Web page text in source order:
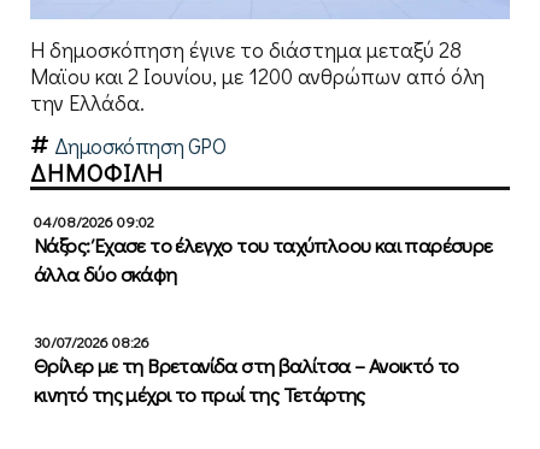
Η δημοσκόπηση έγινε το διάστημα μεταξύ 28
Μαϊου και 2 Ιουνίου, με 1200 ανθρώπων από όλη
την Ελλάδα.
Δημοσκόπηση GPO
ΔΗΜΟΦΙΛΗ
04/08/2026 09:02
Νάξος: Έχασε το έλεγχο του ταχύπλοου και παρέσυρε
άλλα δύο σκάφη
30/07/2026 08:26
Θρίλερ με τη Βρετανίδα στη βαλίτσα – Ανοικτό το
κινητό της μέχρι το πρωί της Τετάρτης